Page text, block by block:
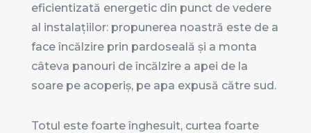
eficientizată energetic din punct de vedere
al instalațiilor: propunerea noastră este de a
face încălzire prin pardoseală și a monta
câteva panouri de încălzire a apei de la
soare pe acoperiș, pe apa expusă către sud.
Totul este foarte înghesuit, curtea foarte